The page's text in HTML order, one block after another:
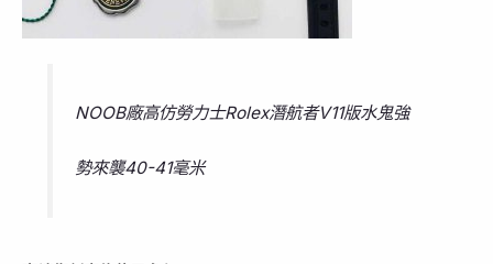
NOOB廠高仿勞力士Rolex潛航者V11版水鬼強
勢來襲40-41毫米